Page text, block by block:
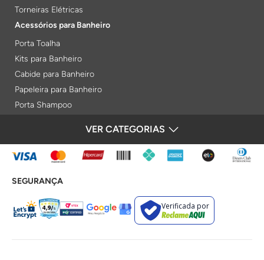
Torneiras Elétricas
Acessórios para Banheiro
Porta Toalha
Kits para Banheiro
Cabide para Banheiro
Papeleira para Banheiro
Porta Shampoo
Porta Toalha Aquecido
Gabinetes para Banheiro
Lixeiras
Acabamentos e Registros
Bases de Registros
VER CATEGORIAS
FORMAS DE PAGAMENTO
SEGURANÇA
Verificada por